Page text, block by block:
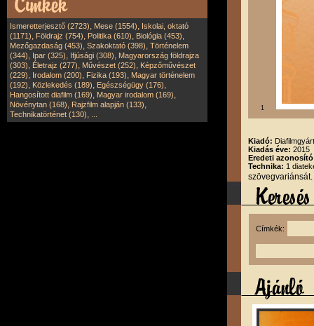
Ismeretterjesztő (2723), Mese (1554), Iskolai, oktató
(1171), Földrajz (754), Politika (610), Biológia (453),
Mezőgazdaság (453), Szakoktató (398), Történelem
(344), Ipar (325), Ifjúsági (308), Magyarország földrajza
(303), Életrajz (277), Művészet (252), Képzőművészet
(229), Irodalom (200), Fizika (193), Magyar történelem
(192), Közlekedés (189), Egészségügy (176),
Hangosított diafilm (169), Magyar irodalom (169),
Növénytan (168), Rajzfilm alapján (133),
Technikatörténet (130),
1
Kiadó:
Kiadás éve: 2015
Eredeti
Technika: 1
szövegvariánsát.
Címkék: